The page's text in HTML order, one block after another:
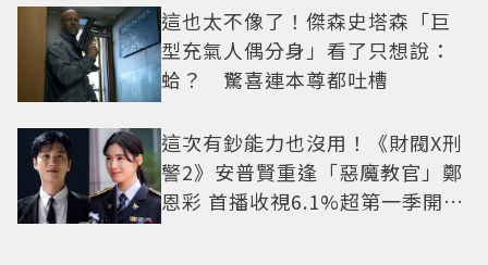
這也太不像了！傑森史塔森「巨
型充氣人偶分身」看了只想說：
蛤？ 驚喜連本尊都吐槽
這次有鈔能力也沒用！《財閥X刑
警2》安普賢重逢「惡魔教官」鄭
恩彩 首播收視6.1%超第一季開紅